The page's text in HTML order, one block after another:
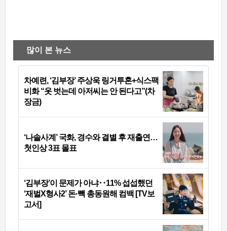
많이 본 뉴스
차예련, ‘김부장’ 주상욱 링거투혼+식스팩
비화 “옷 벗는데 아저씨는 안 된다고”(차
장금)
‘나솔사계’ 국화, 경수와 결별 후 재출연…
첫인상 3표 몰표
‘김부장’이 문제가 아냐‥11% 섭섭했던
‘재벌X형사2’ 돈·빽 총동원해 컴백 [TV보
고서]